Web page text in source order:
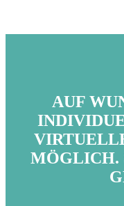
AUF
MÖGLICH.